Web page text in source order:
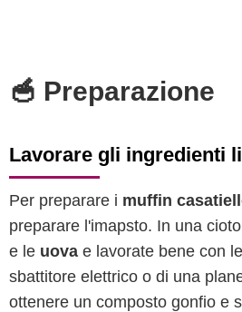
🥣 Preparazione
Lavorare gli ingredienti
Per preparare i muffin
preparare l'imapsto. In una
e le uova e lavorate bene con
sbattitore elettrico o di una
ottenere un composto gonfio e